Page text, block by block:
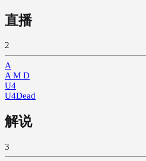
直播
2
A
A M D
U4
U4Dead
解说
3